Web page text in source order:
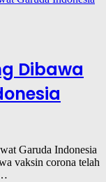
Dibawa
Garuda Indonesia
vaksin corona telah